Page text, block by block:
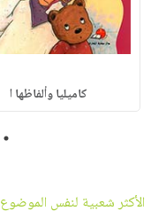
كاميليا وألفاظها ا
1
الأكثر شعبية لنفس الموضوع